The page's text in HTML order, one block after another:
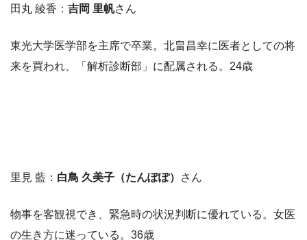
田丸 綾香： 吉岡 里帆さん
東光大学医学部を主席で卒業。北畠昌幸に医者としての将
来を買われ、「解析診断部」に配属される。24歳
里見 藍： 白鳥 久美子（たんぽぽ） さん
物事を客観視でき、緊急時の状況判断に優れている。女医
の生き方に迷っている。36歳